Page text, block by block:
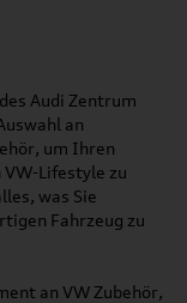
Audi Zentrum
an
um Ihren
Lifestyle zu
was Sie
Fahrzeug zu
an VW Zubehör,